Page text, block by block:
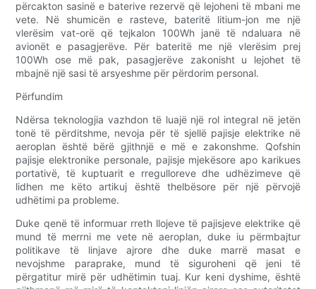
përcakton sasinë e baterive rezervë që lejoheni të mbani me
vete. Në shumicën e rasteve, bateritë litium-jon me një
vlerësim vat-orë që tejkalon 100Wh janë të ndaluara në
avionët e pasagjerëve. Për bateritë me një vlerësim prej
100Wh ose më pak, pasagjerëve zakonisht u lejohet të
mbajnë një sasi të arsyeshme për përdorim personal.
Përfundim
Ndërsa teknologjia vazhdon të luajë një rol integral në jetën
tonë të përditshme, nevoja për të sjellë pajisje elektrike në
aeroplan është bërë gjithnjë e më e zakonshme. Qofshin
pajisje elektronike personale, pajisje mjekësore apo karikues
portativë, të kuptuarit e rregulloreve dhe udhëzimeve që
lidhen me këto artikuj është thelbësore për një përvojë
udhëtimi pa probleme.
Duke qenë të informuar rreth llojeve të pajisjeve elektrike që
mund të merrni me vete në aeroplan, duke iu përmbajtur
politikave të linjave ajrore dhe duke marrë masat e
nevojshme paraprake, mund të siguroheni që jeni të
përgatitur mirë për udhëtimin tuaj. Kur keni dyshime, është